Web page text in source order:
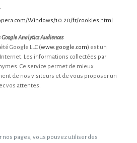
Windows/10.20/fr/cookies.html
Google Analytics Audiences
Google LLC (www.google.com) est un
Internet. Les informations collectées par
Ce service permet de mieux
de nos visiteurs et de vous proposer un
vos attentes.
nos pages, vous pouvez utiliser des